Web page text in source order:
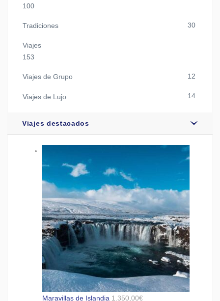
100
Tradiciones 30
Viajes
153
Viajes de Grupo 12
Viajes de Lujo 14
Viajes destacados
Maravillas de Islandia 1.350,00€